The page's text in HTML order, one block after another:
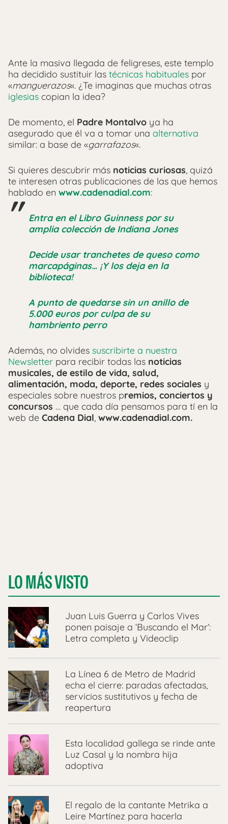
Ante la masiva llegada de feligreses, este templo
ha decidido sustituir las técnicas habituales por
«manguerazos«. ¿Te imaginas que muchas otras
iglesias copian la idea?
De momento, el Padre Montalvo ya ha
asegurado que él va a tomar una alternativa
similar: a base de «garrafazos«.
Si quieres descubrir más noticias curiosas, quizá
te interesen otras publicaciones de las que hemos
hablado en www.cadenadial.com:
Entra en el Libro Guinness por su
amplia colección de Indiana Jones
Decide usar tranchetes de queso como
marcapáginas… ¡Y los deja en la
biblioteca!
A punto de quedarse sin un anillo de
5.000 euros por culpa de su
hambriento perro
Además, no olvides suscribirte a nuestra
Newsletter para recibir todas las noticias
musicales, de estilo de vida, salud,
alimentación, moda, deporte, redes sociales y
especiales sobre nuestros premios, conciertos y
concursos … que cada día pensamos para tí en la
web de Cadena Dial, www.cadenadial.com.
LO MÁS VISTO
Juan Luis Guerra y Carlos Vives
ponen paisaje a ‘Buscando el Mar’:
Letra completa y Videoclip
La Línea 6 de Metro de Madrid
echa el cierre: paradas afectadas,
servicios sustitutivos y fecha de
reapertura
Esta localidad gallega se rinde ante
Luz Casal y la nombra hija
adoptiva
El regalo de la cantante Metrika a
Leire Martínez para hacerla